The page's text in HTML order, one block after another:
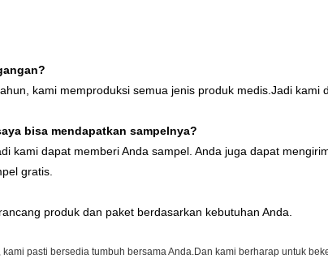
kami memproduksi semua jenis produk medis.Jadi kami
bisa mendapatkan sampelnya?
kami dapat memberi Anda sampel. Anda juga dapat
gratis.
produk dan paket berdasarkan kebutuhan Anda.
pasti bersedia tumbuh bersama Anda.Dan kami berharap untuk